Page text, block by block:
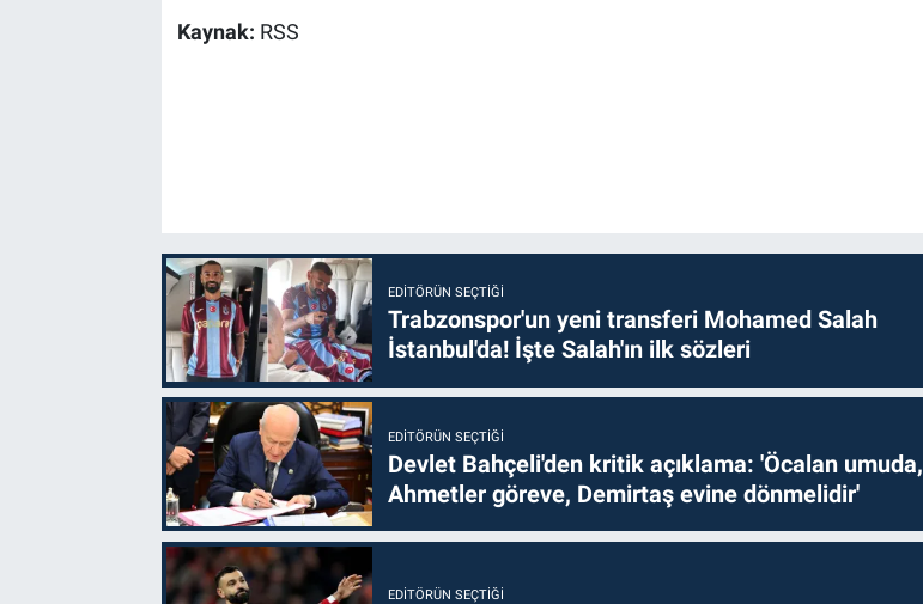
Kaynak: RSS
EDITÖRÜN SEÇTIĞI
Trabzonspor'un yeni transferi Mohamed Salah
İstanbul'da! İşte Salah'ın ilk sözleri
EDITÖRÜN SEÇTIĞI
Devlet Bahçeli'den kritik açıklama: 'Öcalan umuda,
Ahmetler göreve, Demirtaş evine dönmelidir'
EDITÖRÜN SEÇTIĞI